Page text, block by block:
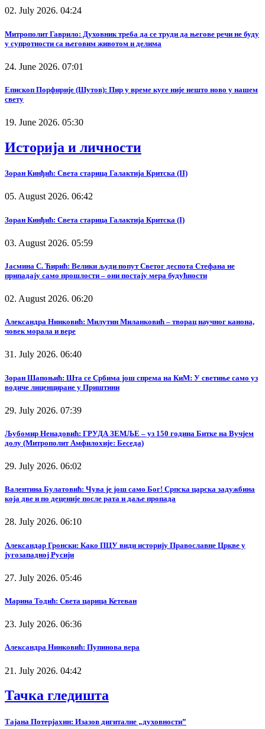
02. July 2026. 04:24
Митрополит Гаврило: Духовник треба да се труди да његове речи не буду
у супротности са његовим животом и делима
24. June 2026. 07:01
Епископ Порфирије (Шутов): Пир у време куге није нешто ново у нашем
свету
19. June 2026. 05:30
Историја и личности
Зоран Кинђић: Света старица Галактија Критска (II)
05. August 2026. 06:42
Зоран Кинђић: Света старица Галактија Критска (I)
03. August 2026. 05:59
Јасмина С. Ћирић: Велики људи попут Светог деспота Стефана не
припадају само прошлости – они постају мера будућности
02. August 2026. 06:20
Александра Нинковић: Милутин Миланковић – творац научног канона,
човек морала и вере
31. July 2026. 06:40
Зоран Шапоњић: Шта се Србима још спрема на КиМ: У светиње само уз
водиче лиценциране у Приштини
29. July 2026. 07:39
Љубомир Ненадовић: ГРУДА ЗЕМЉЕ – уз 150 година Битке на Вучјем
долу (Митрополит Амфилохије: Беседа)
29. July 2026. 06:02
Валентина Булатовић: Чува је још само Бог! Српска царска задужбина
која две и по деценије после рата и даље пропада
28. July 2026. 06:10
Александар Гронски: Како ПЦУ види историју Православне Цркве у
југозападној Русији
27. July 2026. 05:46
Марина Тодић: Света царица Кетеван
23. July 2026. 06:36
Александра Нинковић: Пупинова вера
21. July 2026. 04:42
Тачка гледишта
Тајана Потерјахин: Изазов дигиталне „духовности”